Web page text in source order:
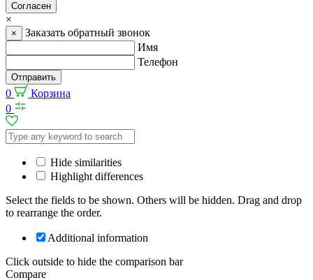
Согласен
×
×
Заказать обратный звонок
Имя
Телефон
Отправить
0
Корзина
0
Hide similarities
Highlight differences
Select the fields to be shown. Others will be hidden. Drag and drop
to rearrange the order.
Additional information
Click outside to hide the comparison bar
Compare